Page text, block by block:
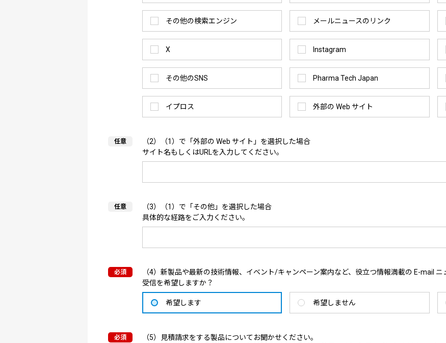
その他の検索エンジン メールニュースのリンク
X Instagram
その他のSNS Pharma Tech Japan
イプロス 外部の Web サイト
（2）（1）で「外部の Web サイト」を選択した場合
サイト名もしくはURLを入力してください。
（3）（1）で「その他」を選択した場合
具体的な経路をご入力ください。
（4）新製品や最新の技術情報、イベント/キャンペーン案内など、役立つ情報満載の E-mail ニ
受信を希望しますか？
希望します 希望しません
（5）見積請求をする製品についてお聞かせください。